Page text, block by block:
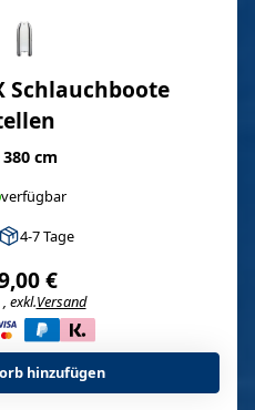
Schlauchboote
380 cm
verfügbar
4-7 Tage
€
exkl.Versand
hinzufügen